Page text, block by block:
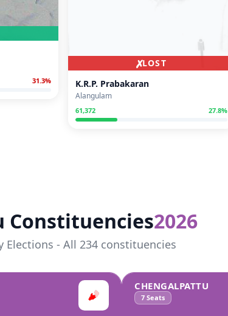
31.3%
✗LOST
K.R.P. Prabakaran
Alangulam
61,372 27.8%
Constituencies2026
Elections - All 234 constituencies
CHENGALPATTU
7 Seats